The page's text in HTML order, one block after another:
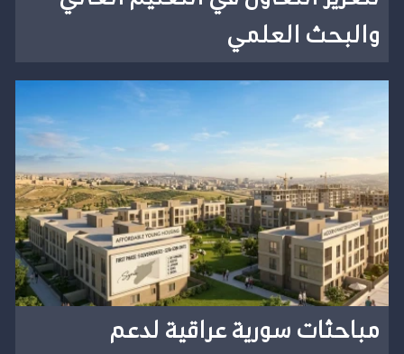
والبحث العلمي
مباحثات سورية عراقية لدعم